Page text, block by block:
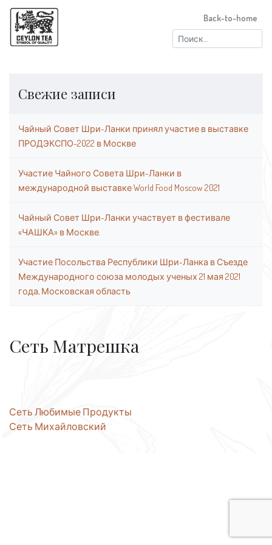
Найти:
Back-to-home
Свежие записи
Чайный Совет Шри-Ланки принял участие в выставке
ПРОДЭКСПО-2022 в Москве
Участие Чайного Совета Шри-Ланки в
международной выставке World Food Moscow 2021
Чайный Совет Шри-Ланки участвует в фестивале
«ЧАШКА» в Москве.
Участие Посольства Республики Шри-Ланка в Съезде
Международного союза молодых ученых 21 мая 2021
года, Московская область
Сеть Матрешка
Навигация
по
Сеть Любимые Продукты
Сеть Михайловский